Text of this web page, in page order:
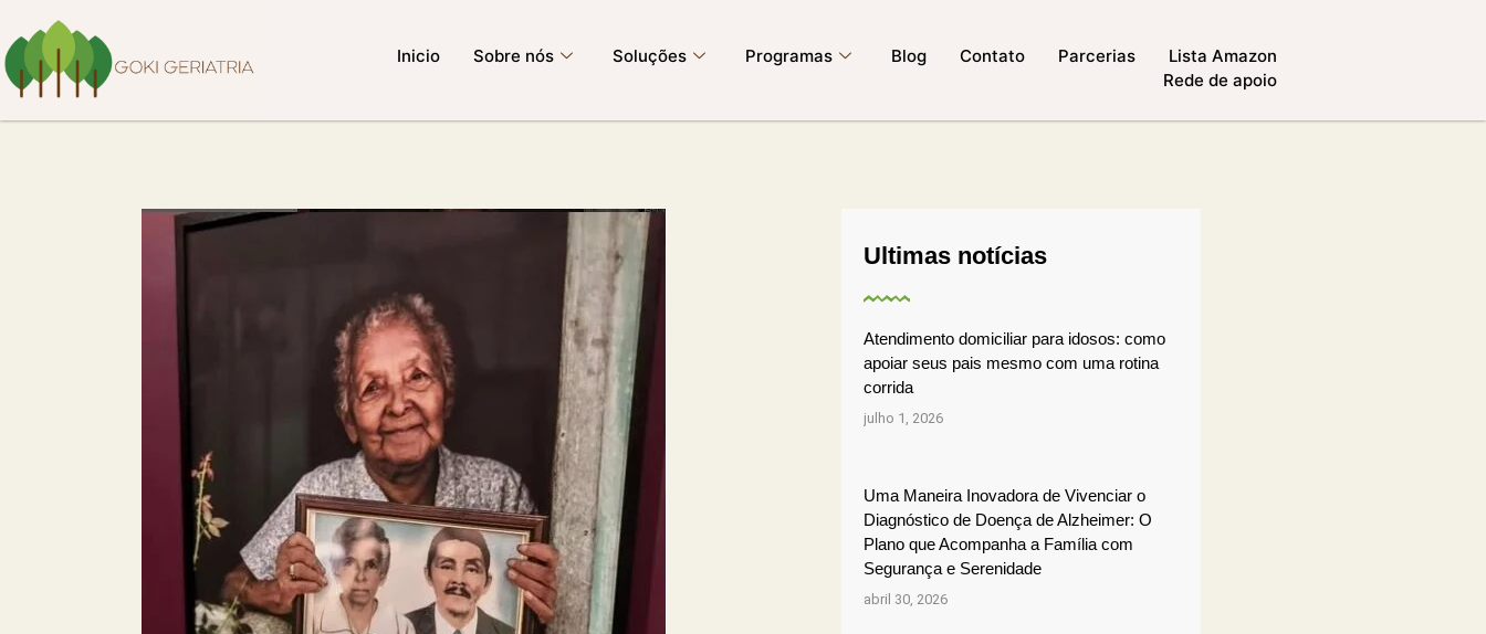
Inicio Sobre nós Soluções Programas Blog Contato Parcerias
Lista Amazon
Rede de apoio
Ultimas notícias
Atendimento domiciliar para idosos: como
apoiar seus pais mesmo com uma rotina
corrida
julho 1, 2026
Uma Maneira Inovadora de Vivenciar o
Diagnóstico de Doença de Alzheimer: O
Plano que Acompanha a Família com
Segurança e Serenidade
abril 30, 2026